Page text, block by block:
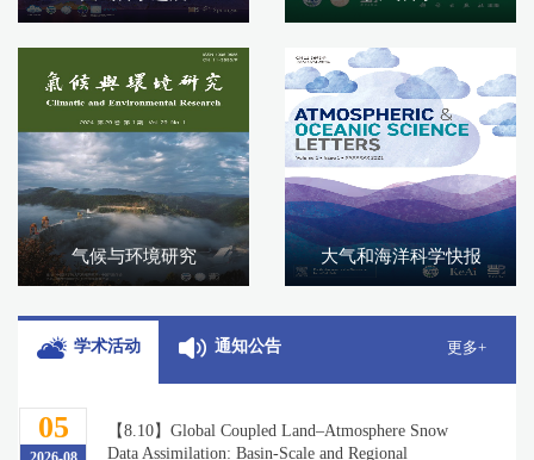
气候与环境研究 大气和海洋科学快报
学术活动 通知公告 更多+
05
【8.10】Global Coupled Land–Atmosphere Snow
Data Assimilation: Basin-Scale and Regional